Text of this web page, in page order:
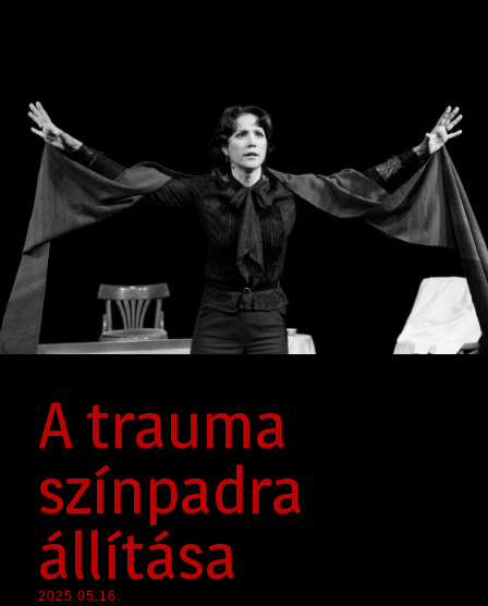
VENDÉGKÖNYV
SAJTÓ
A trauma
színpadra
állítása
2025.05.16.